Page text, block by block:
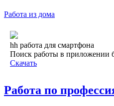
Работа из дома
hh работа для смартфона
Поиск работы в приложении
Скачать
Работа по